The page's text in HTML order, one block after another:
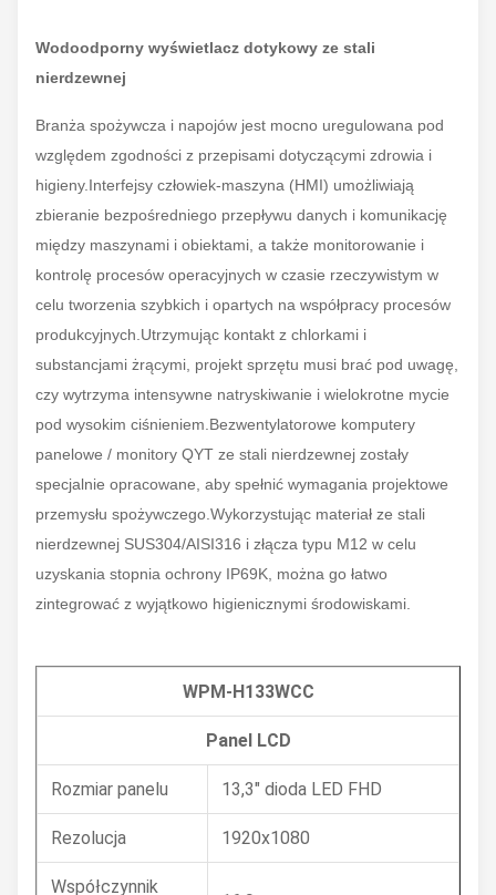
Wodoodporny wyświetlacz dotykowy ze stali
nierdzewnej
Branża spożywcza i napojów jest mocno uregulowana pod
względem zgodności z przepisami dotyczącymi zdrowia i
higieny.Interfejsy człowiek-maszyna (HMI) umożliwiają
zbieranie bezpośredniego przepływu danych i komunikację
między maszynami i obiektami, a także monitorowanie i
kontrolę procesów operacyjnych w czasie rzeczywistym w
celu tworzenia szybkich i opartych na współpracy procesów
produkcyjnych.Utrzymując kontakt z chlorkami i
substancjami żrącymi, projekt sprzętu musi brać pod uwagę,
czy wytrzyma intensywne natryskiwanie i wielokrotne mycie
pod wysokim ciśnieniem.Bezwentylatorowe komputery
panelowe / monitory QYT ze stali nierdzewnej zostały
specjalnie opracowane, aby spełnić wymagania projektowe
przemysłu spożywczego.Wykorzystując materiał ze stali
nierdzewnej SUS304/AISI316 i złącza typu M12 w celu
uzyskania stopnia ochrony IP69K, można go łatwo
zintegrować z wyjątkowo higienicznymi środowiskami.
WPM-H133WCC
Panel LCD
Rozmiar panelu 13,3" dioda LED FHD
Rezolucja 1920x1080
Współczynnik